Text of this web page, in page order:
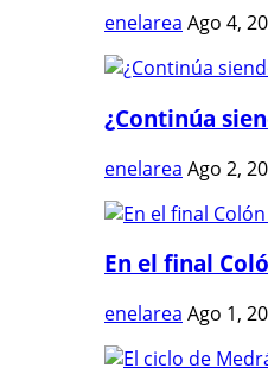
enelarea Ago 4,
¿Continúa
enelarea Ago 2,
En el final
enelarea Ago 1,